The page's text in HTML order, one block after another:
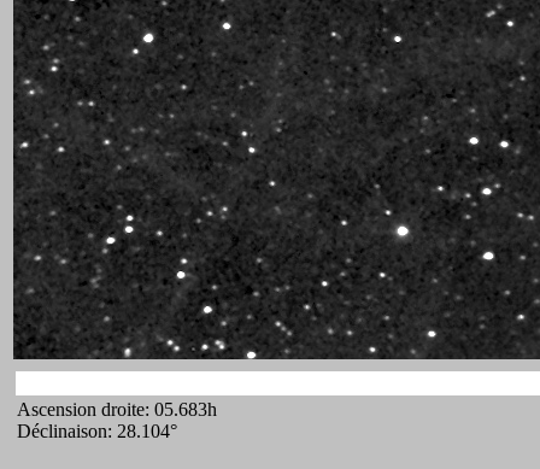
Ascension droite: 05.683h
Déclinaison: 28.104°